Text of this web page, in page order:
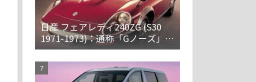
日産 フェアレディ240ZG (S30
1971-1973)：通称「Gノーズ」と
オーバーフェンダーを装備した
特別なZ